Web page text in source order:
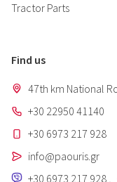
Tractor Parts
Find us
47th km National
+30 22950 41140
+30 6973 217 928
info@paouris.gr
+30 6973 217 928 ,